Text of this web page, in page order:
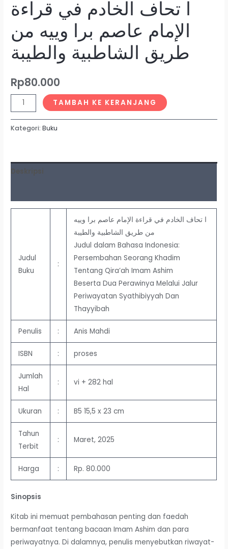
ا تحاف الخادم في قراءة
الإمام عاصم برا وييه من
طريق الشاطبية والطيبة
Rp80.000
TAMBAH KE KERANJANG
Kategori:Buku
Deskripsi
Judul
Buku
:
ا تحاف الخادم في قراءة الإمام عاصم برا وييه
من طريق الشاطبية والطيبة
Judul dalam Bahasa Indonesia:
Persembahan Seorang Khadim
Tentang Qira’ah Imam Ashim
Beserta Dua Perawinya Melalui Jalur
Periwayatan Syathibiyyah Dan
Thayyibah
Penulis : Anis Mahdi
ISBN : proses
Jumlah
Hal
: vi + 282 hal
Ukuran : B5 15,5 x 23 cm
Tahun
Terbit
: Maret, 2025
Harga : Rp. 80.000
Sinopsis
Kitab ini memuat pembahasan penting dan faedah
bermanfaat tentang bacaan Imam Ashim dan para
periwayatnya. Di dalamnya, penulis menyebutkan riwayat-